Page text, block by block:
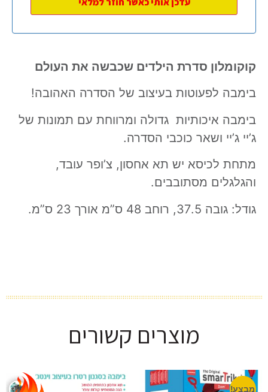
קוקומלון סדרת הילדים שכבשה את העולם
בימבה לפעוטות בעיצוב של הסדרה האהובה!
בימבה איכותיות גדולה ומרווחת עם תמונות של
ג’יי ג’יי ושאר כוכבי הסדרה.
מתחת לכיסא יש תא אחסון, צ’ופר עובד,
והגלגלים מסתובבים.
גודל: גובה 37.5, רוחב 48 ס”מ אורך 23 ס”מ.
מוצרים קשורים
מבצע!